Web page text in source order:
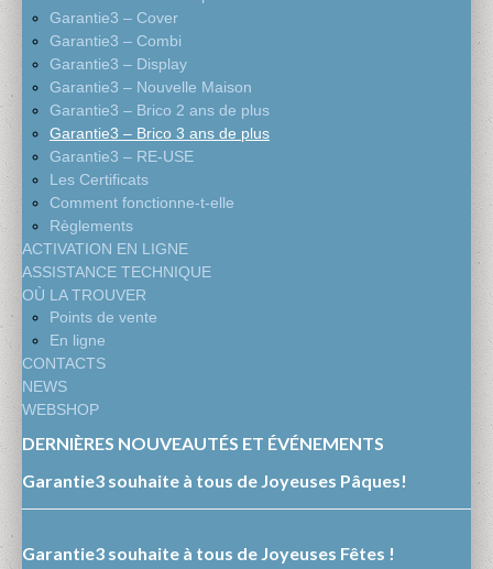
Garantie3 – Cover
Garantie3 – Combi
Garantie3 – Display
Garantie3 – Nouvelle Maison
Garantie3 – Brico 2 ans de plus
Garantie3 – Brico 3 ans de plus
Garantie3 – RE-USE
Les Certificats
Comment fonctionne-t-elle
Règlements
ACTIVATION EN LIGNE
ASSISTANCE TECHNIQUE
OÙ LA TROUVER
Points de vente
En ligne
CONTACTS
NEWS
WEBSHOP
DERNIÈRES NOUVEAUTÉS ET ÉVÉNEMENTS
Garantie3 souhaite à tous de Joyeuses Pâques!
Garantie3 souhaite à tous de Joyeuses Fêtes !